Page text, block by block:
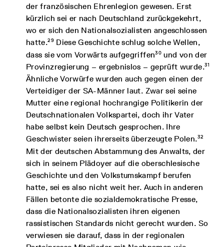
der französischen Ehrenlegion gewesen. Erst
kürzlich sei er nach Deutschland zurückgekehrt,
wo er sich den Nationalsozialisten angeschlossen
hatte.29Diese Geschichte schlug solche Wellen,
dass sie vom Vorwärts aufgegriffen30und von der
Provinzregierung – ergebnislos – geprüft wurde.31
Ähnliche Vorwürfe wurden auch gegen einen der
Verteidiger der SA-Männer laut. Zwar sei seine
Mutter eine regional hochrangige Politikerin der
Deutschnationalen Volkspartei, doch ihr Vater
habe selbst kein Deutsch gesprochen. Ihre
Geschwister seien ihrerseits überzeugte Polen.32
Mit der deutschen Abstammung des Anwalts, der
sich in seinem Plädoyer auf die oberschlesische
Geschichte und den Volkstumskampf berufen
hatte, sei es also nicht weit her. Auch in anderen
Fällen betonte die sozialdemokratische Presse,
dass die Nationalsozialisten ihren eigenen
rassistischen Standards nicht gerecht wurden. So
verwiesen sie darauf, dass in der regionalen